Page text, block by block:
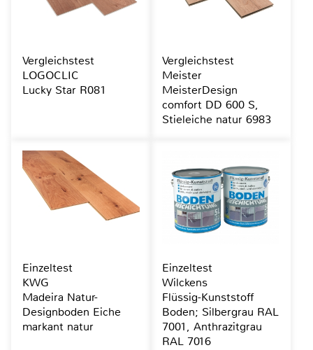
Vergleichstest
LOGOCLIC
Lucky Star R081
Vergleichstest
Meister
MeisterDesign
comfort DD 600 S,
Stieleiche natur 6983
Einzeltest
KWG
Madeira Natur-
Designboden Eiche
markant natur
Einzeltest
Wilckens
Flüssig-Kunststoff
Boden; Silbergrau RAL
7001, Anthrazitgrau
RAL 7016